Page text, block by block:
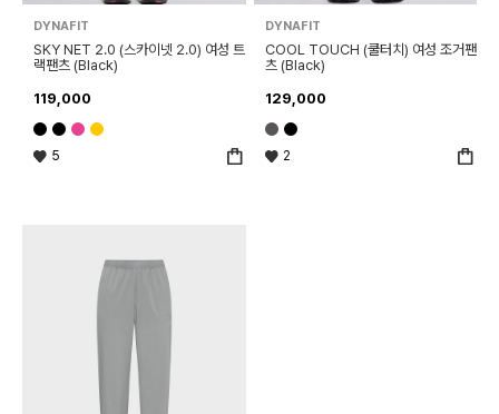
DYNAFIT
SKY NET 2.0 (스카이넷 2.0) 여성 트
랙팬츠 (Black)
119,000
5
DYNAFIT
COOL TOUCH (쿨터치) 여성 조거팬
츠 (Black)
129,000
2